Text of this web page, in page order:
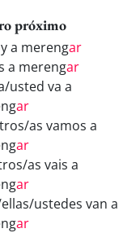
próximo
a merengar
a merengar
usted va a
ar
as vamos a
ar
as vais a
ar
ustedes van a
ar